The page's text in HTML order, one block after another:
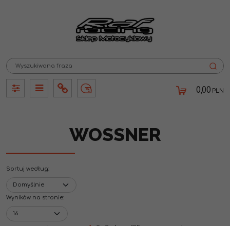
PanelPanelInfo Lang 0,00 PLN
WOSSNER
Sortuj według:
Wyników na stronie: